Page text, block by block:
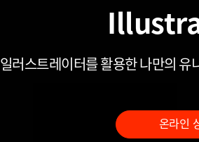
일러스트레이터를 활용한 나만의 유
온라인